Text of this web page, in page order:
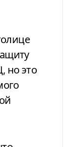
но это